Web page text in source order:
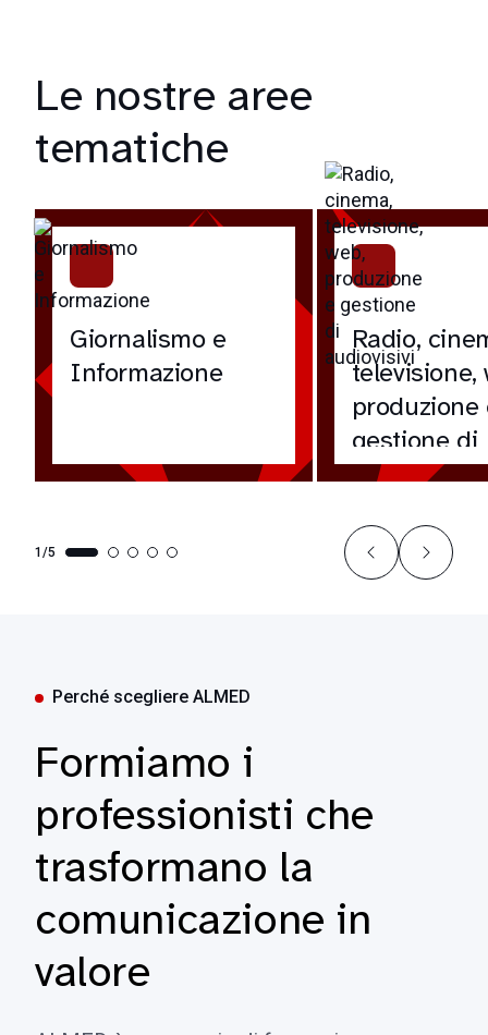
Le nostre aree
tematiche
Giornalismo e
Informazione
Radio,
televisione,
produzione
gestione di
audiovisivi
1/5
Perché scegliere ALMED
Formiamo i
professionisti che
trasformano la
comunicazione in
valore